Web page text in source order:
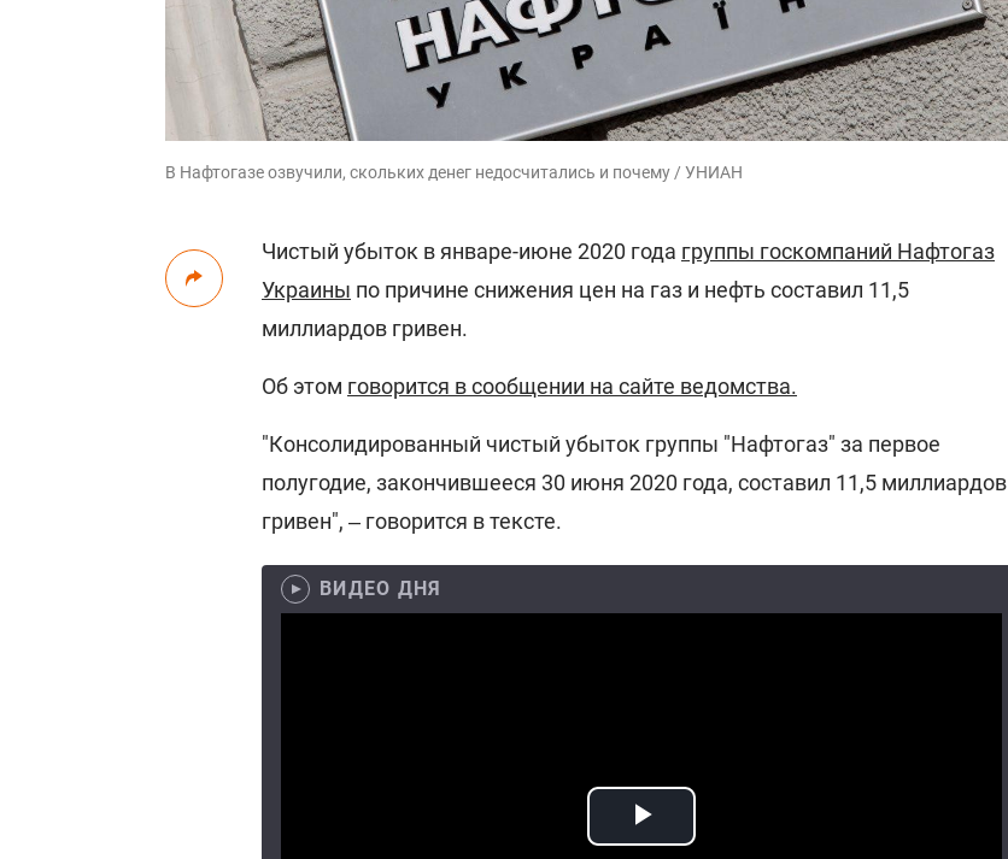
В Нафтогазе озвучили, скольких денег недосчитались и почему / УНИАН
Чистый убыток в январе-июне 2020 года группы госкомпаний Нафтогаз
Украины по причине снижения цен на газ и нефть составил 11,5
миллиардов гривен.
Об этом говорится в сообщении на сайте ведомства.
"Консолидированный чистый убыток группы "Нафтогаз" за первое
полугодие, закончившееся 30 июня 2020 года, составил 11,5 миллиардов
гривен", ‒ говорится в тексте.
ВИДЕО ДНЯ